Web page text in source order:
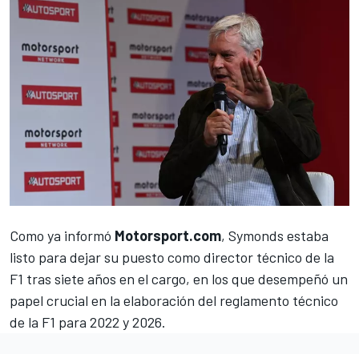
Como ya informó Motorsport.com, Symonds estaba
listo para dejar su puesto como director técnico de la
F1 tras siete años en el cargo, en los que desempeñó un
papel crucial en la elaboración del reglamento técnico
de la F1 para 2022 y 2026.